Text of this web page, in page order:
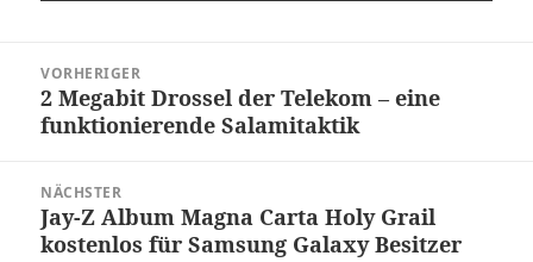
VORHERIGER
Vorheriger
Beitrag:
2 Megabit Drossel der Telekom – eine
funktionierende Salamitaktik
NÄCHSTER
Nächster
Beitrag:
Jay-Z Album Magna Carta Holy Grail
kostenlos für Samsung Galaxy Besitzer